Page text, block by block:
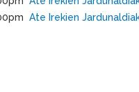
Ate Irekien